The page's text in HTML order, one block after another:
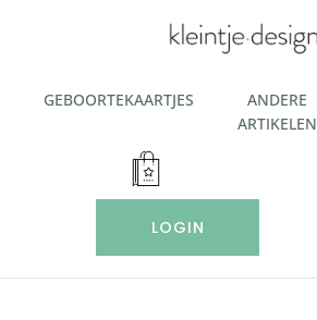
inhoudGEBOORTEKAARTJES
ANDERE
ARTIKELEN
LOGIN